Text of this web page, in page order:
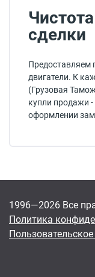
Чистота
сделки
Предоставляем
двигатели. К
(Грузовая
купли продажи -
оформлении
1996—2026 Все
Политика